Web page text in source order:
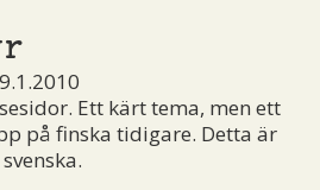
Ett kärt tema, men ett
på finska tidigare. Detta är